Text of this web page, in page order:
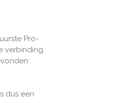
Pro-
verbinding
dus een